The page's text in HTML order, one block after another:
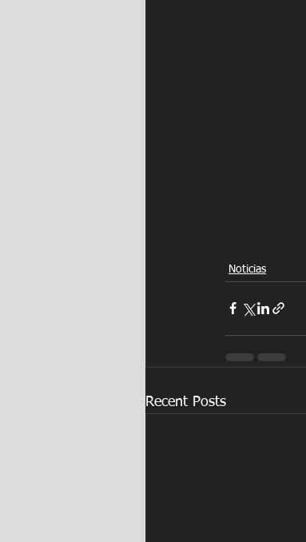
Noticias
Recent Posts